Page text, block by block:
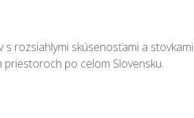
rozsiahlymi skúsenosťami a stovkami
po celom Slovensku.